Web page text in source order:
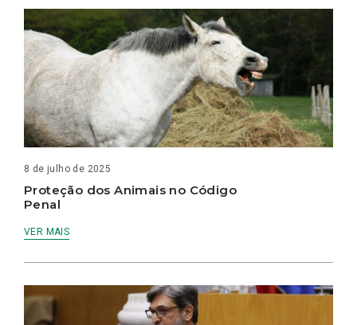
8 de julho de 2025
Proteção dos Animais no Código
Penal
VER MAIS